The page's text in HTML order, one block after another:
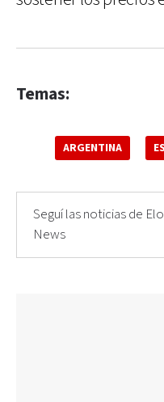
Temas:
ARGENTINA
Seguí las noticias de
News